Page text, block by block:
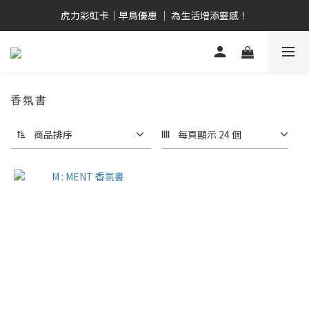
畢業禮心意選  全品項9折！ 全館2,000免運優惠！
虎力彩虹卡｜早鳥優惠 ｜ 為生活增添靈感！
日安白河 ｜ 台日共創 ｜ 晨曦系人氣單品！
香氛書
商品排序 每頁顯示 24 個